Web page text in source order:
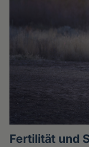
Fertilität und